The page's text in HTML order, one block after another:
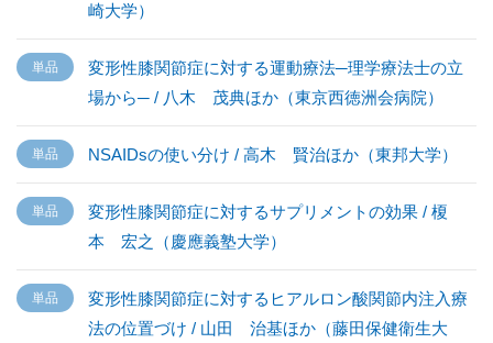
崎大学）
変形性膝関節症に対する運動療法─理学療法士の立
場から─ / 八木 茂典ほか（東京西徳洲会病院）
NSAIDsの使い分け / 高木 賢治ほか（東邦大学）
変形性膝関節症に対するサプリメントの効果 / 榎
本 宏之（慶應義塾大学）
変形性膝関節症に対するヒアルロン酸関節内注入療
法の位置づけ / 山田 治基ほか（藤田保健衛生大